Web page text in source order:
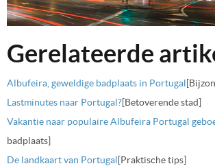
Gerelateerde
Albufeira, geweldige badplaats in Portugal
Lastminutes naar Portugal?[Betoverende stad]
Vakantie naar populaire Albufeira Portugal
badplaats]
De landkaart van Portugal[Praktische tips]